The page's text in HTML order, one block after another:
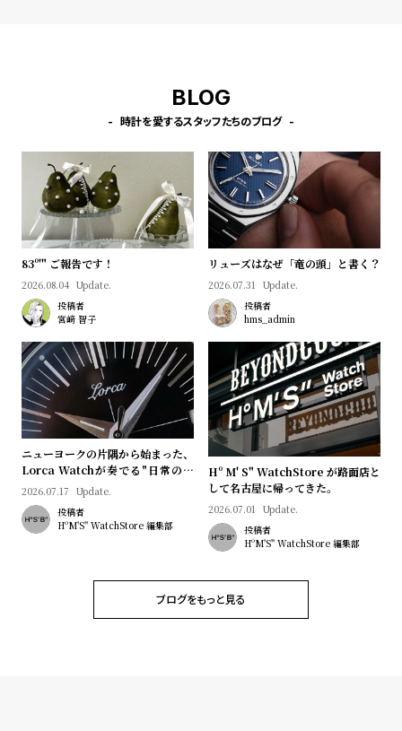
時
証
ラ
ス
刻
ー
ス
よ
く
あ
る
質
問
お
問
い
合
わ
せ
BLOG
時計を愛するスタッフたちのブログ
83º'" ご報告です！
2026.08.04 Update.
投稿者
宮﨑 智子
リューズはなぜ「竜の頭」と書く？
2026.07.31 Update.
投稿者
hms_admin
ニューヨークの片隅から始まった、
Lorca Watchが奏でる"日常のロ
マン"｜Brand Picks #08
2026.07.17 Update.
投稿者
HºM'S" WatchStore 編集部
Hº M' S" WatchStore が路面店と
して名古屋に帰ってきた。
2026.07.01 Update.
投稿者
HºM'S" WatchStore 編集部
ブログをもっと見る